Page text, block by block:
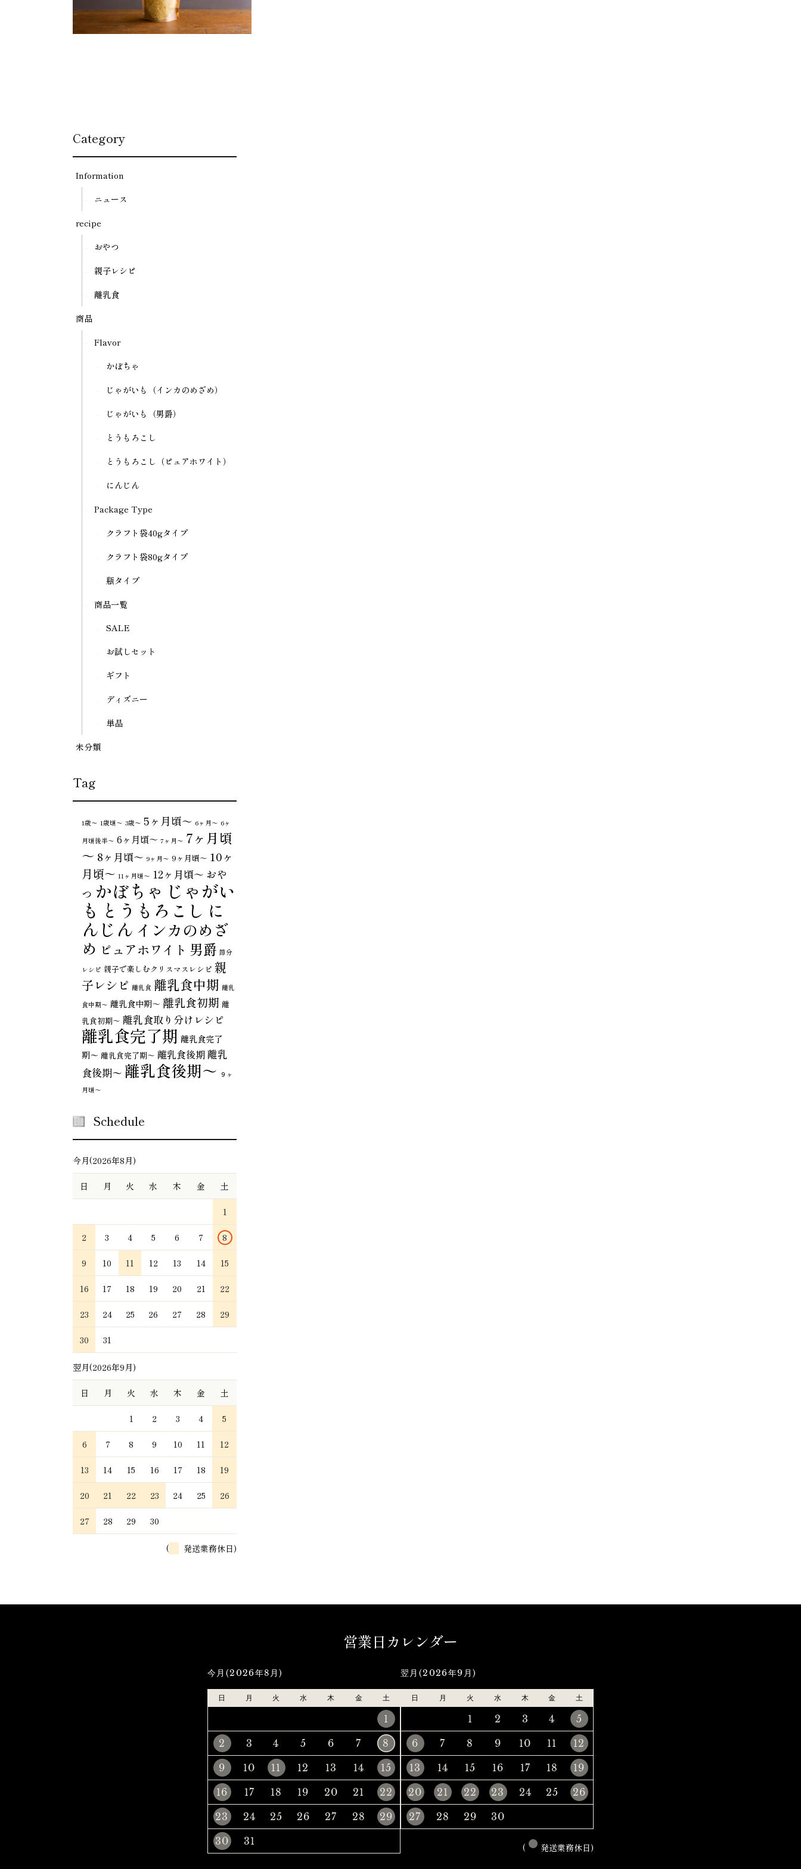
Category
Information
ニュース
recipe
おやつ
親子レシピ
離乳食
商品
Flavor
かぼちゃ
じゃがいも（インカのめざめ）
じゃがいも（男爵）
とうもろこし
とうもろこし（ピュアホワイト）
にんじん
Package Type
クラフト袋40gタイプ
クラフト袋80gタイプ
瓶タイプ
商品一覧
SALE
お試しセット
ギフト
ディズニー
単品
未分類
Tag
1歳〜 1歳頃～ 3歳〜 5ヶ月頃～ 6ヶ月〜 6ヶ
月頃後半～ 6ヶ月頃～ 7ヶ月〜 7ヶ月頃
～ 8ヶ月頃～ 9ヶ月〜 9ヶ月頃～ 10ヶ
月頃～ 11ヶ月頃～ 12ヶ月頃～ おや
つ かぼちゃ じゃがい
も とうもろこし に
んじん インカのめざ
め ピュアホワイト 男爵 節分
レシピ 親子で楽しむクリスマスレシピ 親
子レシピ 離乳食 離乳食中期 離乳
食中期〜 離乳食中期～ 離乳食初期 離
乳食初期～ 離乳食取り分けレシピ
離乳食完了期 離乳食完了
期〜 離乳食完了期～ 離乳食後期離乳
食後期〜 離乳食後期～ ９ヶ
月頃～
Schedule
今月(2026年8月)
日 月 火 水 木 金 土
1
2 3 4 5 6 7 8
9 10 11 12 13 14 15
16 17 18 19 20 21 22
23 24 25 26 27 28 29
30 31
翌月(2026年9月)
日 月 火 水 木 金 土
1 2 3 4 5
6 7 8 9 10 11 12
13 14 15 16 17 18 19
20 21 22 23 24 25 26
27 28 29 30
( 発送業務休日)
営業日カレンダー
今月(2026年8月)
日 月 火 水 木 金 土
1
2 3 4 5 6 7 8
9 10 11 12 13 14 15
16 17 18 19 20 21 22
23 24 25 26 27 28 29
30 31
翌月(2026年9月)
日 月 火 水 木 金 土
1 2 3 4 5
6 7 8 9 10 11 12
13 14 15 16 17 18 19
20 21 22 23 24 25 26
27 28 29 30
( 発送業務休日)